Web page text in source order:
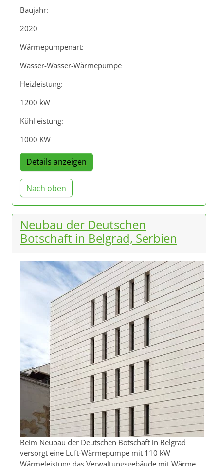
Baujahr:
2020
Wärmepumpenart:
Wasser-Wasser-Wärmepumpe
Heizleistung:
1200 kW
Kühlleistung:
1000 KW
Details anzeigen
Nach oben
Neubau der Deutschen
Botschaft in Belgrad, Serbien
Beim Neubau der Deutschen Botschaft in Belgrad
versorgt eine Luft-Wärmepumpe mit 110 kW
Wärmeleistung das Verwaltungsgebäude mit Wärme